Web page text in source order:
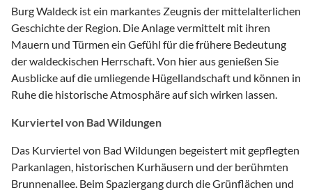
Burg Waldeck ist ein markantes Zeugnis der mittelalterlichen
Geschichte der Region. Die Anlage vermittelt mit ihren
Mauern und Türmen ein Gefühl für die frühere Bedeutung
der waldeckischen Herrschaft. Von hier aus genießen Sie
Ausblicke auf die umliegende Hügellandschaft und können in
Ruhe die historische Atmosphäre auf sich wirken lassen.
Kurviertel von Bad Wildungen
Das Kurviertel von Bad Wildungen begeistert mit gepflegten
Parkanlagen, historischen Kurhäusern und der berühmten
Brunnenallee. Beim Spaziergang durch die Grünflächen und